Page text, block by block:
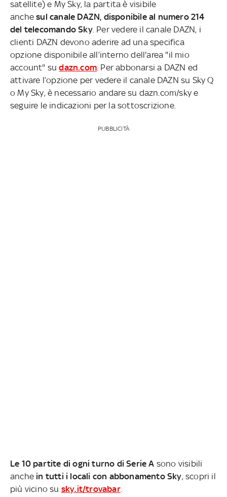
satellite) e My Sky, la partita è visibile
anchesul canale DAZN, disponibile al numero 214
del telecomando Sky. Per vedere il canale DAZN, i
clienti DAZN devono aderire ad una specifica
opzione disponibile all’interno dell'area "il mio
account" sudazn.com . Per abbonarsi a DAZN ed
attivare l’opzione per vedere il canale DAZN su Sky Q
o My Sky, è necessario andare su dazn.com/sky e
seguire le indicazioni per la sottoscrizione.
PUBBLICITÀ
Le 10 partite di ogni turno di Serie A sono visibili
anche in tutti i locali con abbonamento Sky, scopri il
più vicino su sky.it/trovabar.